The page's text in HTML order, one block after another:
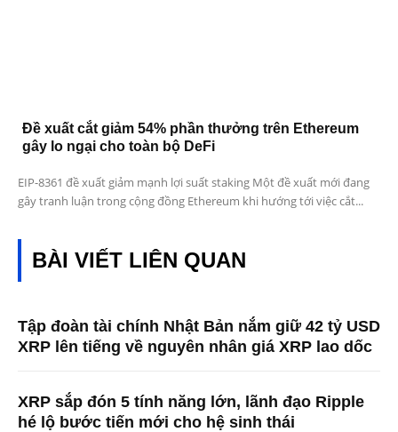
Đề xuất cắt giảm 54% phần thưởng trên Ethereum
gây lo ngại cho toàn bộ DeFi
EIP-8361 đề xuất giảm mạnh lợi suất staking Một đề xuất mới đang
gây tranh luận trong cộng đồng Ethereum khi hướng tới việc cắt...
BÀI VIẾT LIÊN QUAN
Tập đoàn tài chính Nhật Bản nắm giữ 42 tỷ USD
XRP lên tiếng về nguyên nhân giá XRP lao dốc
XRP sắp đón 5 tính năng lớn, lãnh đạo Ripple
hé lộ bước tiến mới cho hệ sinh thái